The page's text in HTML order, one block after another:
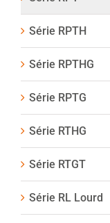
Série RPTH
Série RPTHG
Série RPTG
Série RTHG
Série RTGT
Série RL Lourd